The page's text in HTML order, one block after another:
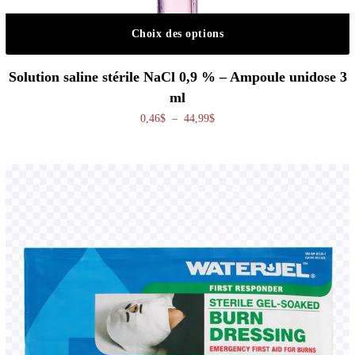
Choix des options
Solution saline stérile NaCl 0,9 % – Ampoule unidose 3
ml
0,46$ – 44,99$Plage de prix : 0,46$ à 44,99$